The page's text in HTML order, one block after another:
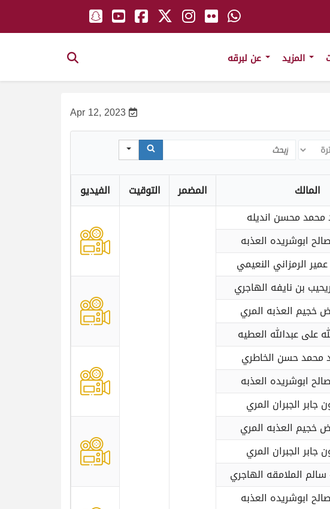
Apr 12, 2023
Search
المالك المضمر التوقيت الفيديو
محسن انديله
ابوشريده العذبه
الرمزاني النعيمي
بن نايفه الهاجري
خجيم العذبه المري
على عبدالله العطيه
محمد حسن الخاطري
ابوشريده العذبه
الجبران المري
خجيم العذبه المري
الجبران المري
سالم الملامقه الهاجري
ابوشريده العذبه